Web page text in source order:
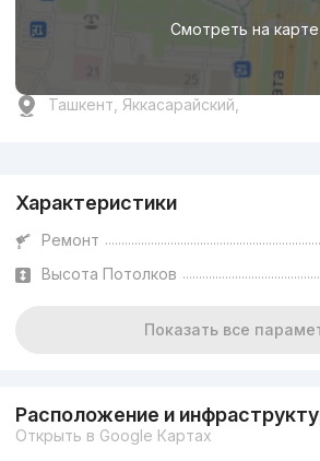
Смотреть на карте
Ташкент, Яккасарайский,
Характеристики
Ремонт
Высота Потолков
Показать все
Расположение и
Открыть в Google Картах